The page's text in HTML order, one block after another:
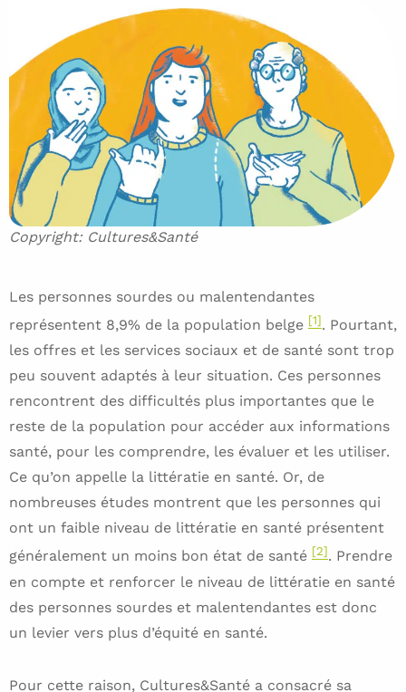
Copyright: Cultures&Santé
Les personnes sourdes ou malentendantes
représentent 8,9% de la population belge [1]. Pourtant,
les offres et les services sociaux et de santé sont trop
peu souvent adaptés à leur situation. Ces personnes
rencontrent des difficultés plus importantes que le
reste de la population pour accéder aux informations
santé, pour les comprendre, les évaluer et les utiliser.
Ce qu’on appelle la littératie en santé. Or, de
nombreuses études montrent que les personnes qui
ont un faible niveau de littératie en santé présentent
généralement un moins bon état de santé [2]. Prendre
en compte et renforcer le niveau de littératie en santé
des personnes sourdes et malentendantes est donc
un levier vers plus d’équité en santé.
Pour cette raison, Cultures&Santé a consacré sa